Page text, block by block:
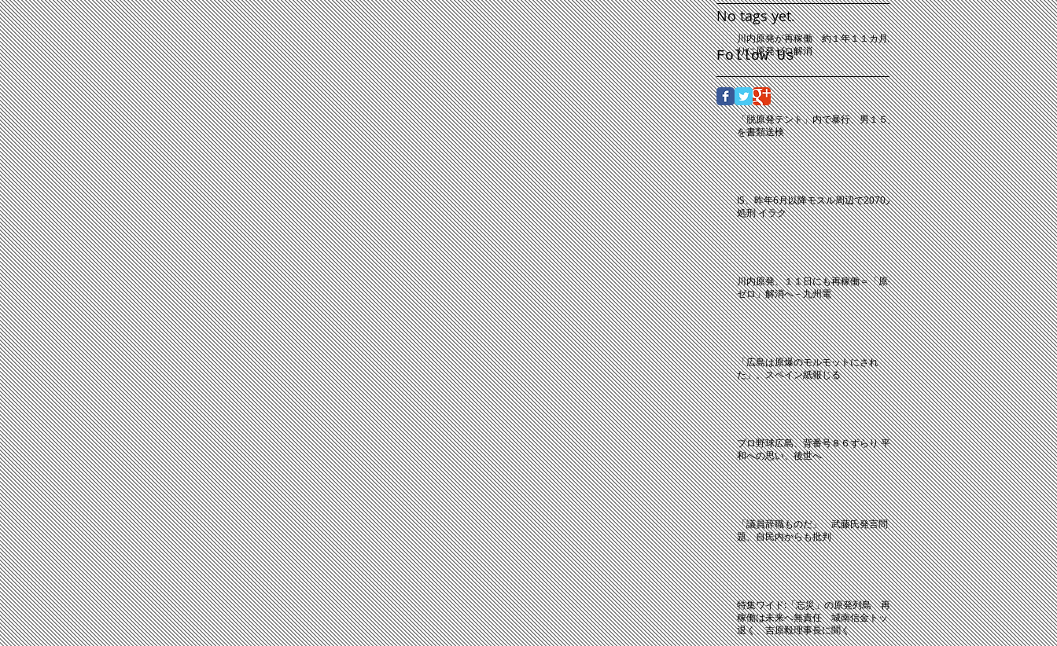
Follow Us
No tags yet.
川内原発が再稼働 約１年１１カ月ぶ
りに原発ゼロ解消
「脱原発テント」内で暴行、男１５人
を書類送検
IS、昨年6月以降モスル周辺で2070人
処刑 イラク
川内原発、１１日にも再稼働＝「原発
ゼロ」解消へ－九州電
「広島は原爆のモルモットにされ
た」。スペイン紙報じる
プロ野球広島、背番号８６ずらり 平
和への思い、後世へ
「議員辞職ものだ」 武藤氏発言問
題、自民内からも批判
特集ワイド:「忘災」の原発列島 再
稼働は未来へ無責任 城南信金トップ
退く、吉原毅理事長に聞く